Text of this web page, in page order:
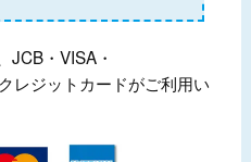
JCB・VISA・
レジットカードがご利用い